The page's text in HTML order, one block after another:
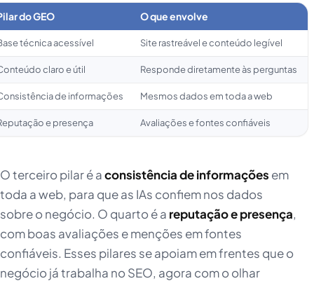
do GEO O que envolve
técnica acessível Site rastreável e conteúdo legível
claro e útil Responde diretamente às perguntas
de informações Mesmos dados em toda a web
e presença Avaliações e fontes confiáveis
O terceiro pilar é aconsistência de informações em
toda a web, para que as IAs confiem nos dados
sobre o negócio. O quarto é a reputação e presença,
com boas avaliações e menções em fontes
confiáveis. Esses pilares se apoiam em frentes que o
negócio já trabalha no SEO, agora com o olhar